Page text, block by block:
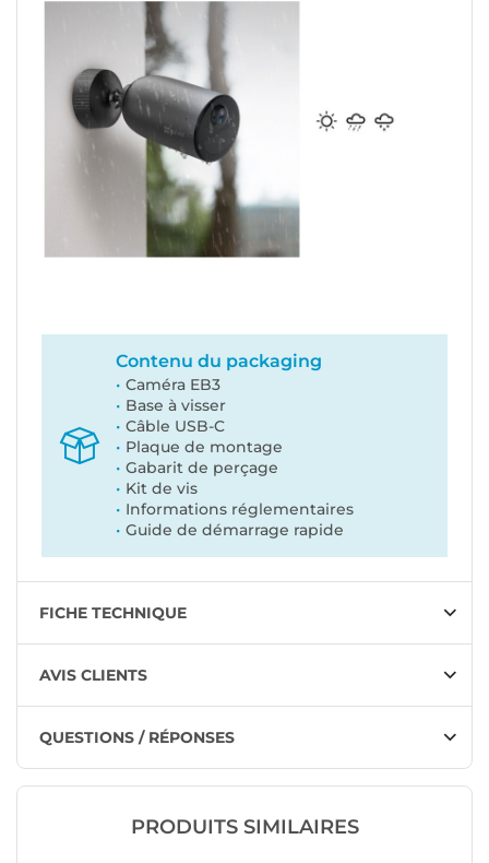
Contenu du packaging
Caméra EB3
Base à visser
Câble USB-C
Plaque de montage
Gabarit de perçage
Kit de vis
Informations réglementaires
Guide de démarrage rapide
FICHE TECHNIQUE
AVIS CLIENTS
QUESTIONS / RÉPONSES
PRODUITS SIMILAIRES